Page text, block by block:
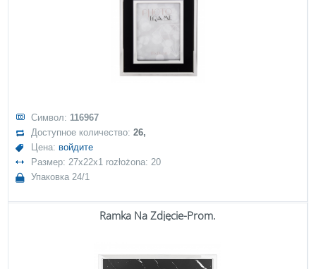
Символ: 116967
Доступное количество:26,
Цена: войдите
Размер: 27x22x1 rozłożona: 20
Упаковка 24/1
Ramka Na Zdjęcie-Prom.